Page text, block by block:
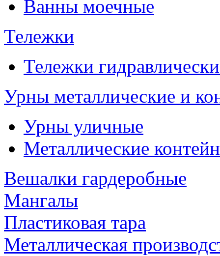
Ванны моечные
Тележки
Тележки
Урны металлические и
Урны уличные
Металлические
Вешалки гардеробные
Мангалы
Пластиковая тара
Металлическая